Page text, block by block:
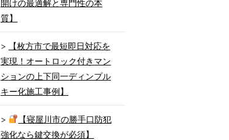
開けの最適解と専門性の本
質】
【枚方市で最短即日対応を
実現！オートロック付きマン
ションの上下同一ディンプル
キー化施工事例】
【寝屋川市の勝手口防犯
強化なら鍵交換が必須】